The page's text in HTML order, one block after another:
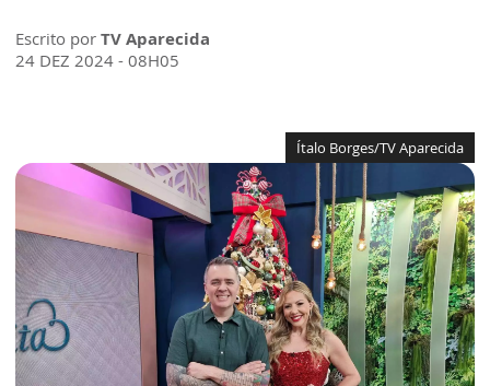
Escrito por TV Aparecida
24 DEZ 2024 - 08H05
Ítalo Borges/TV Aparecida